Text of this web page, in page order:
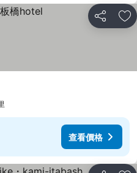
分享 加
查看價格